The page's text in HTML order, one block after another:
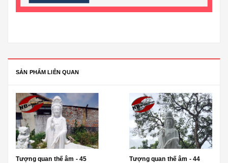
SẢN PHẨM LIÊN QUAN
Tượng quan thế âm - 45 Tượng quan thế âm - 44